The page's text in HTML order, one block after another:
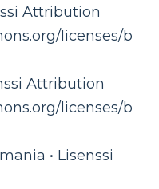
Attribution
licenses/b
Attribution
licenses/b
• Lisenssi